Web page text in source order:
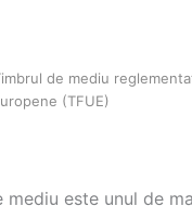
de mediu
(TFUE)
este unul de